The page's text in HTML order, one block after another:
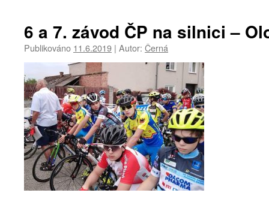
6 a 7. závod ČP na silnici –
Publikováno 11.6.2019 | Autor: Černá